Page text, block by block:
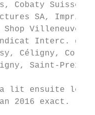
Cobaty Suisse,
SA,
Shop Villeneuve,
Interc. des
Céligny,
Saint-Prex.
lit ensuite le
2016 exact.